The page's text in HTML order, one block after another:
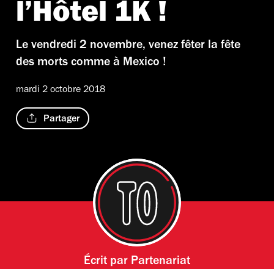
l’Hôtel 1K !
Le vendredi 2 novembre, venez fêter la fête
des morts comme à Mexico !
mardi 2 octobre 2018
Partager
Écrit par Partenariat